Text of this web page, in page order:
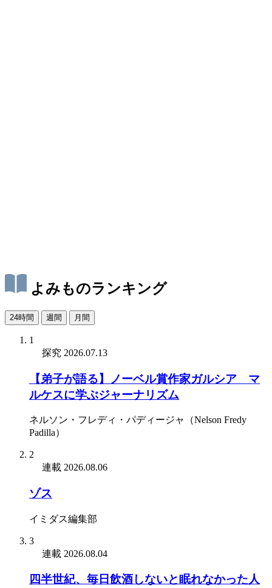
よみものランキング
24時間 週間 月間
1
探究 2026.07.13
【弟子が語る】ノーベル賞作家ガルシア゠マ
ルケスに学ぶジャーナリズム
ネルソン・フレディ・パディージャ（Nelson Fredy
Padilla）
2
連載 2026.08.06
ゾス
イミダス編集部
3
連載 2026.08.04
四半世紀、毎日飲酒しないと眠れなかった人